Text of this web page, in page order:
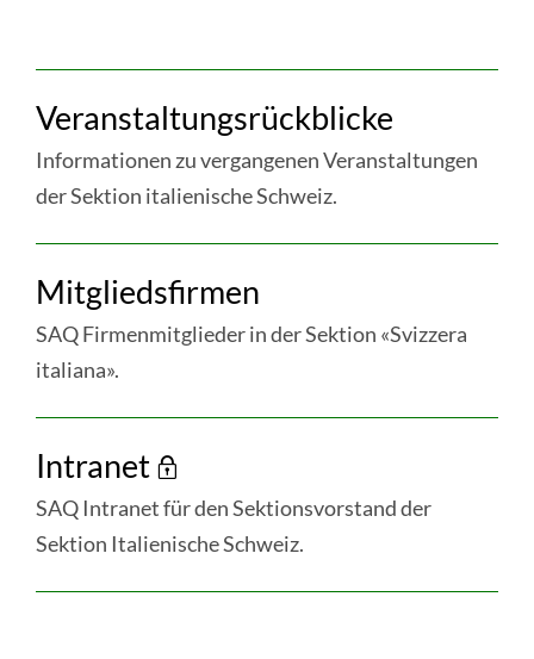
INFORMATIONEN
IM
RESSORT
Veranstaltungsrückblicke
Informationen zu vergangenen Veranstaltungen
der Sektion italienische Schweiz.
Veranstaltungsrückblicke
Mitgliedsfirmen
SAQ Firmenmitglieder in der Sektion «Svizzera
italiana».
Mitgliedsfirmen
Intranet
SAQ Intranet für den Sektionsvorstand der
Sektion Italienische Schweiz.